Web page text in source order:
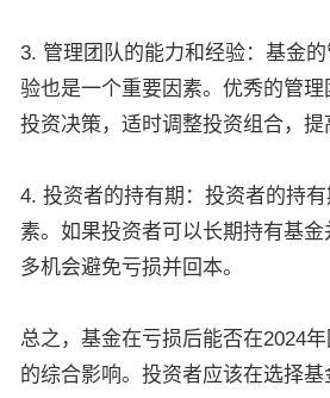
3. 管理团队的能力和经验：基金
验也是一个重要因素。优秀的管
投资决策，适时调整投资组合，提
4. 投资者的持有期：投资者的持
素。如果投资者可以长期持有基
多机会避免亏损并回本。
总之，基金在亏损后能否在2024
的综合影响。投资者应该在选择